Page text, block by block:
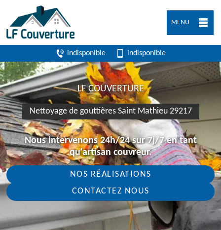
MENU
indisponible indisponible
LF COUVERTURE
Nettoyage de gouttières Saint Mathieu 29217
Nous intervenons 24h/24 sur 7j/7 en tant
qu'artisan couvreur.
NOS RÉALISATIONS
CONTACTEZ NOUS